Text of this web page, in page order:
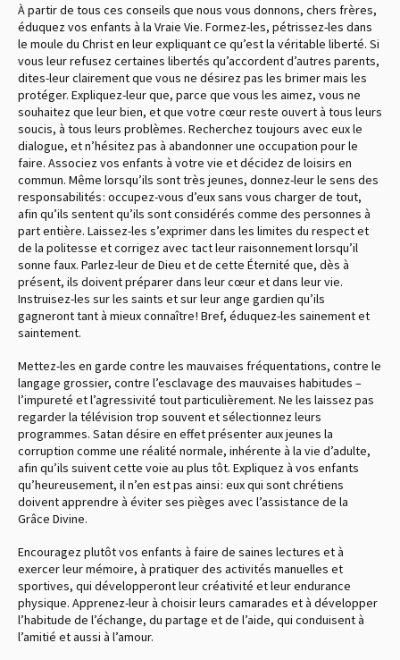
À partir de tous ces conseils que nous vous donnons, chers frères,
éduquez vos enfants à la Vraie Vie. Formez-les, pétrissez-les dans
le moule du Christ en leur expliquant ce qu’est la véritable liberté. Si
vous leur refusez certaines libertés qu’accordent d’autres parents,
dites-leur clairement que vous ne désirez pas les brimer mais les
protéger. Expliquez-leur que, parce que vous les aimez, vous ne
souhaitez que leur bien, et que votre cœur reste ouvert à tous leurs
soucis, à tous leurs problèmes. Recherchez toujours avec eux le
dialogue, et n’hésitez pas à abandonner une occupation pour le
faire. Associez vos enfants à votre vie et décidez de loisirs en
commun. Même lorsqu’ils sont très jeunes, donnez-leur le sens des
responsabilités : occupez-vous d’eux sans vous charger de tout,
afin qu’ils sentent qu’ils sont considérés comme des personnes à
part entière. Laissez-les s’exprimer dans les limites du respect et
de la politesse et corrigez avec tact leur raisonnement lorsqu’il
sonne faux. Parlez-leur de Dieu et de cette Éternité que, dès à
présent, ils doivent préparer dans leur cœur et dans leur vie.
Instruisez-les sur les saints et sur leur ange gardien qu’ils
gagneront tant à mieux connaître ! Bref, éduquez-les sainement et
saintement.
Mettez-les en garde contre les mauvaises fréquentations, contre le
langage grossier, contre l’esclavage des mauvaises habitudes –
l’impureté et l’agressivité tout particulièrement. Ne les laissez pas
regarder la télévision trop souvent et sélectionnez leurs
programmes. Satan désire en effet présenter aux jeunes la
corruption comme une réalité normale, inhérente à la vie d’adulte,
afin qu’ils suivent cette voie au plus tôt. Expliquez à vos enfants
qu’heureusement, il n’en est pas ainsi : eux qui sont chrétiens
doivent apprendre à éviter ses pièges avec l’assistance de la
Grâce Divine.
Encouragez plutôt vos enfants à faire de saines lectures et à
exercer leur mémoire, à pratiquer des activités manuelles et
sportives, qui développeront leur créativité et leur endurance
physique. Apprenez-leur à choisir leurs camarades et à développer
l’habitude de l’échange, du partage et de l’aide, qui conduisent à
l’amitié et aussi à l’amour.